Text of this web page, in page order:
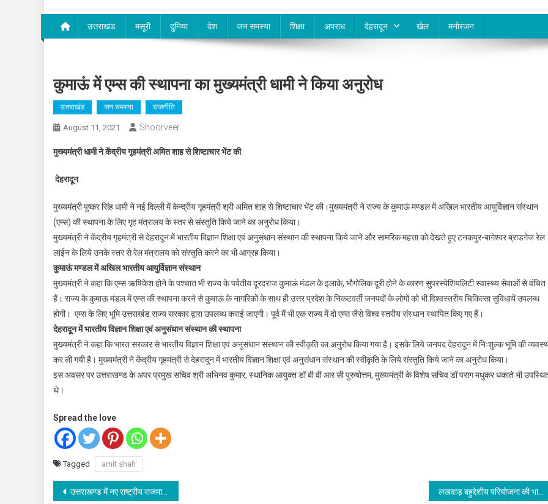
उत्तराखंड मसूरी दुनिया देश जन समस्या शिक्षा अपराध देहरादून खेल मनोरंजन
कुमाऊं में एम्स की स्थापना का मुख्यमंत्री धामी ने किया अनुरोध
उत्तराखंड जन समस्या राजनीति
August 11, 2021 Shoorveer
मुख्यमंत्री धामी ने केंद्रीय गृहमंत्री अमित शाह से शिष्टाचार भेंट की
देहरादून
मुख्यमंत्री पुष्कर सिंह धामी ने नई दिल्ली में केन्द्रीय गृहमंत्री श्री अमित शाह से शिष्टाचार भेंट की।मुख्यमंत्री ने राज्य के कुमाऊं मण्डल में अखिल भारतीय आयुर्विज्ञान संस्थान
(एम्स) की स्थापना के लिए गृह मंत्रालय के स्तर से संस्तुति किये जाने का अनुरोध किया।
मुख्यमंत्री ने केंद्रीय गृहमंत्री से देहरादून में भारतीय विज्ञान शिक्षा एवं अनुसंधान संस्थान की स्थापना किये जाने और सामरिक महत्ता को देखते हुए टनकपुर-बागेश्वर ब्राडगेज रेल
लाईन के लिये उनके स्तर से रेल मंत्रालय को संस्तुति करने का भी आग्रह किया।
कुमाऊं मण्डल में अखिल भारतीय आयुर्विज्ञान संस्थान
मुख्यमंत्री ने कहा कि एम्स ऋषिकेश होने के पश्चात भी राज्य के पर्वतीय दूरदराज कुमाऊं मंडल के इलाके, भौगोलिक दूरी होने के कारण सुपरस्पेशियलिटी स्वास्थ्य सेवाओं से वंचित
हैं। राज्य के कुमाऊ मंडल में एम्स की स्थापना करने से कुमाऊं के नागरिकों के साथ ही उत्तर प्रदेश के निकटवर्ती जनपदों के लोगों को भी विश्वस्तरीय चिकित्सा सुविधायें उपलब्ध
होगी। एम्स के लिए भूमि उत्तराखंड राज्य सरकार द्वारा उपलब्ध कराई जाएगी। पूर्व में भी एक राज्य में दो एम्स जैसे विश्व स्तरीय संस्थान स्थापित किए गए हैं।
देहरादून में भारतीय विज्ञान शिक्षा एवं अनुसंधान संस्थान की स्थापना
मुख्यमंत्री ने कहा कि भारत सरकार से भारतीय विज्ञान शिक्षा एवं अनुसंधान संस्थान की स्वीकृति का अनुरोध किया गया है। इसके लिये जनपद देहरादून में निःशुल्क भूमि की
कर ली गयी है। मुख्यमंत्री ने केंद्रीय गृहमंत्री से देहरादून में भारतीय विज्ञान शिक्षा एवं अनुसंधान संस्थान की स्वीकृति के लिये संस्तुति किये जाने का अनुरोध किया।
इस अवसर पर उत्तराखण्ड के अपर प्रमुख सचिव श्री अभिनव कुमार, स्थानिक आयुक्त डॉ बी वी आर सी पुरुषोत्तम, मुख्यमंत्री के विशेष सचिव डॉ पराग मधुकर धकाते भी
थे।
Spread the love
Tagged amit shah
Post
उत्तराखण्ड में नए राष्ट्रीय राजमार्गों के लिये मिलेंगे 1000 करोड़ रूपए लखवाड़ बहुद्देशीय परियोजना की भारत सरकार से जल्द मिलेगी 4673 करोड़ की वित्तीय स्वीकृति, केन्द्रीय जल शक्ति मंत्री ने दिया आश्वासन